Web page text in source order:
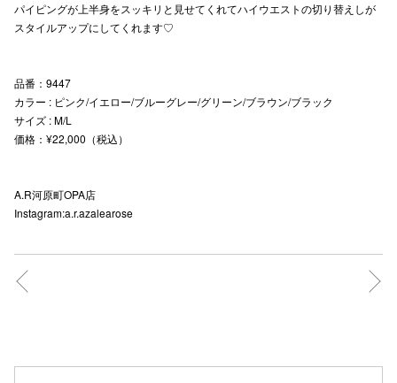
パイピングが上半身をスッキリと見せてくれてハイウエストの切り替えしが
スタイルアップにしてくれます♡
品番：9447
カラー : ピンク/イエロー/ブルーグレー/グリーン/ブラウン/ブラック
サイズ : M/L
価格：¥22,000（税込）
A.R河原町OPA店
Instagram:a.r.azalearose
利用規約
三宮オ
キャナルシ